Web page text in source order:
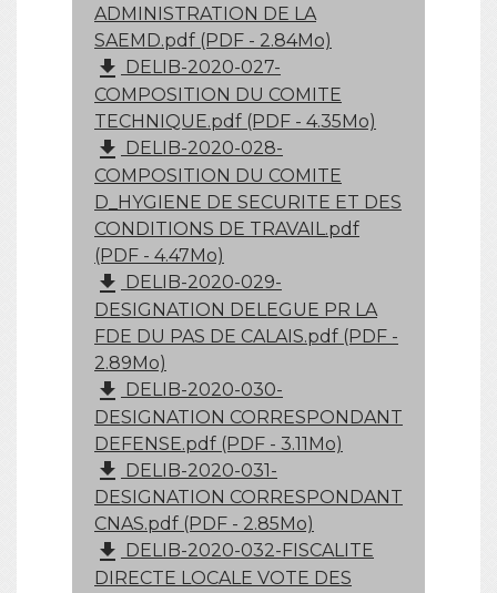
ADMINISTRATION DE LA
SAEMD.pdf (PDF - 2.84Mo)
file_download
DELIB-2020-027-
COMPOSITION DU COMITE
TECHNIQUE.pdf (PDF - 4.35Mo)
file_download
DELIB-2020-028-
COMPOSITION DU COMITE
D_HYGIENE DE SECURITE ET DES
CONDITIONS DE TRAVAIL.pdf
(PDF - 4.47Mo)
file_download DELIB-2020-029-
DESIGNATION DELEGUE PR LA
FDE DU PAS DE CALAIS.pdf (PDF -
2.89Mo)
file_download DELIB-2020-030-
DESIGNATION CORRESPONDANT
DEFENSE.pdf (PDF - 3.11Mo)
file_download DELIB-2020-031-
DESIGNATION CORRESPONDANT
CNAS.pdf (PDF - 2.85Mo)
file_download
DELIB-2020-032-FISCALITE
DIRECTE LOCALE VOTE DES